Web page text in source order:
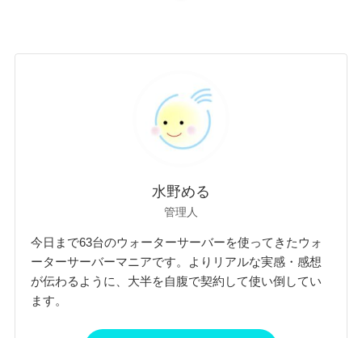
水野める
管理人
今日まで63台のウォーターサーバーを使ってきたウォ
ーターサーバーマニアです。よりリアルな実感・感想
が伝わるように、大半を自腹で契約して使い倒してい
ます。